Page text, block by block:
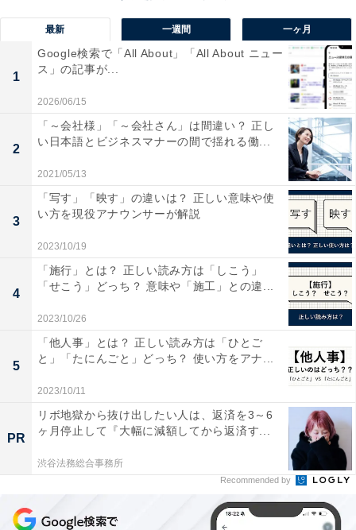
ただし、設定を「高パフォーマンス」にしていた場合、
以前のようにデータの書き換えが終わったように見える
設定なので、いきなり抜くとデータが壊れたり、消えた
りする可能性があります。とはいえ、最新のサポート対
象のWindowsを使っているのであれば、特殊な設定をし
ていない限りすぐ取り外せる「クイック取り出し」設定
設定を確認したい場合は、該当のデバイスを差し込み、
「デバイスマネージャー」から確認することができま
す。
最新 一週間 一ヶ月
1
Google検索で「All About」「All About ニュー
ス」の記事が...
2026/06/15
2
「～会社様」「～会社さん」は間違い？ 正し
い日本語とビジネスマナーの間で揺れる働...
2021/05/13
3
「写す」「映す」の違いは？ 正しい意味や使
い方を現役アナウンサーが解説
2023/10/19
4
「施行」とは？ 正しい読み方は「しこう」
「せこう」どっち？ 意味や「施工」との違...
2023/10/26
5
「他人事」とは？ 正しい読み方は「ひとご
と」「たにんごと」どっち？ 使い方をアナ...
2023/10/11
PR
リボ地獄から抜け出したい人は、返済を3～6
ヶ月停止して『大幅に減額してから返済す...
渋谷法務総合事務所
Recommended by